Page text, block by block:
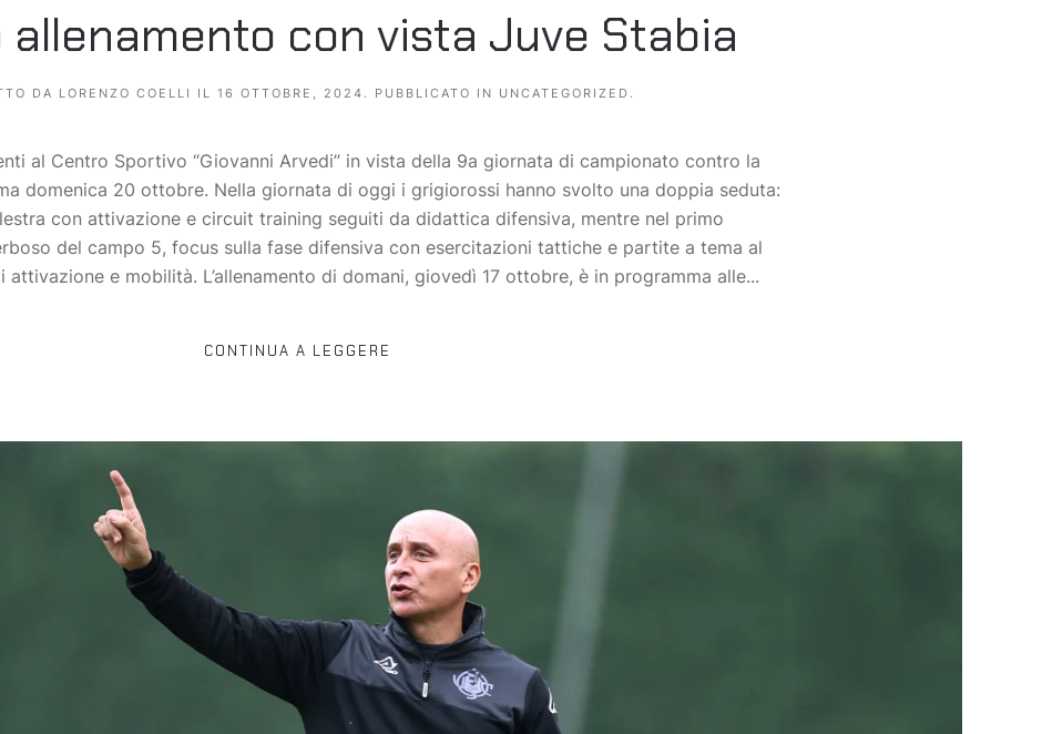
allenamento con vista Juve Stabia
DA LORENZO COELLI IL 16 OTTOBRE, 2024 . PUBBLICATO IN UNCATEGORIZED .
al Centro Sportivo “Giovanni Arvedi” in vista della 9a giornata di campionato contro la
domenica 20 ottobre. Nella giornata di oggi i grigiorossi hanno svolto una doppia seduta:
con attivazione e circuit training seguiti da didattica difensiva, mentre nel primo
del campo 5, focus sulla fase difensiva con esercitazioni tattiche e partite a tema al
attivazione e mobilità. L’allenamento di domani, giovedì 17 ottobre, è in programma alle...
CONTINUA A LEGGERE